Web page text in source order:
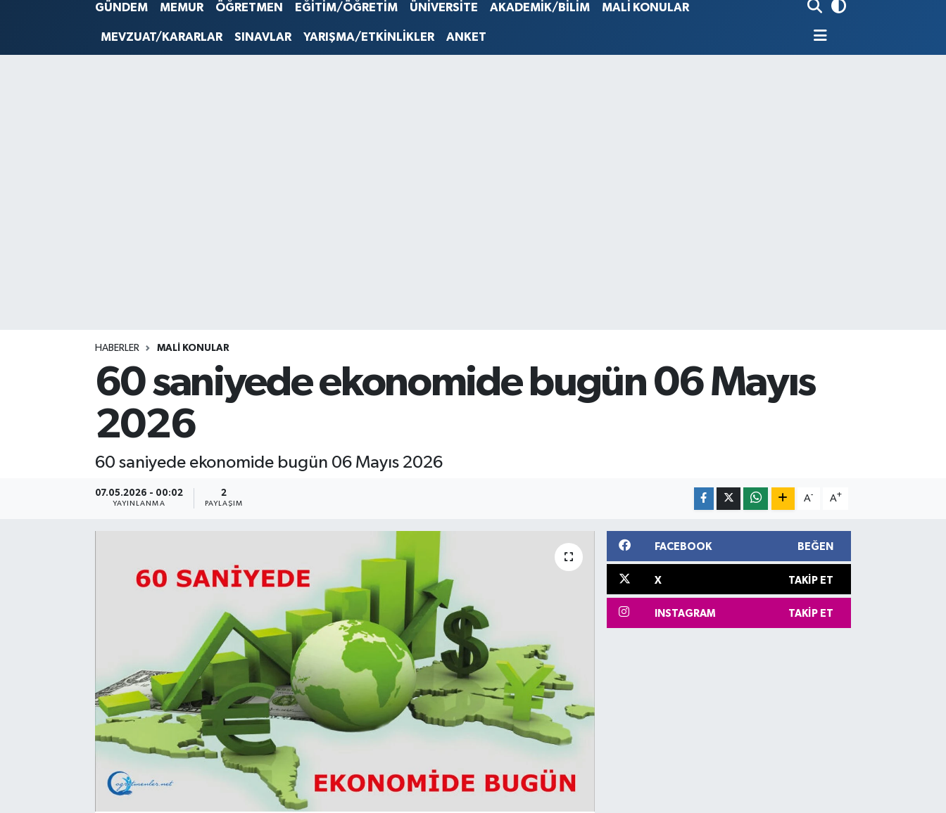
STERLİN
GÜNDEM MEMUR ÖĞRETMEN EĞİTİM/ÖĞRETİM ÜNİVERSİTE AKADEMİK/BİLİM MALİ KONULAR
MEVZUAT/KARARLAR SINAVLAR YARIŞMA/ETKİNLİKLER ANKET
HABERLER MALİ KONULAR
60 saniyede ekonomide bugün 06 Mayıs
2026
60 saniyede ekonomide bugün 06 Mayıs 2026
07.05.2026 - 00:02
YAYINLANMA
2
PAYLAŞIM
A- A+
FACEBOOK BEĞEN
X TAKIP ET
INSTAGRAM TAKIP ET